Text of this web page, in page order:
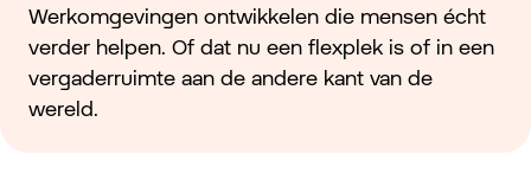
Werkomgevingen ontwikkelen die mensen écht
verder helpen. Of dat nu een flexplek is of in een
vergaderruimte aan de andere kant van de
wereld.